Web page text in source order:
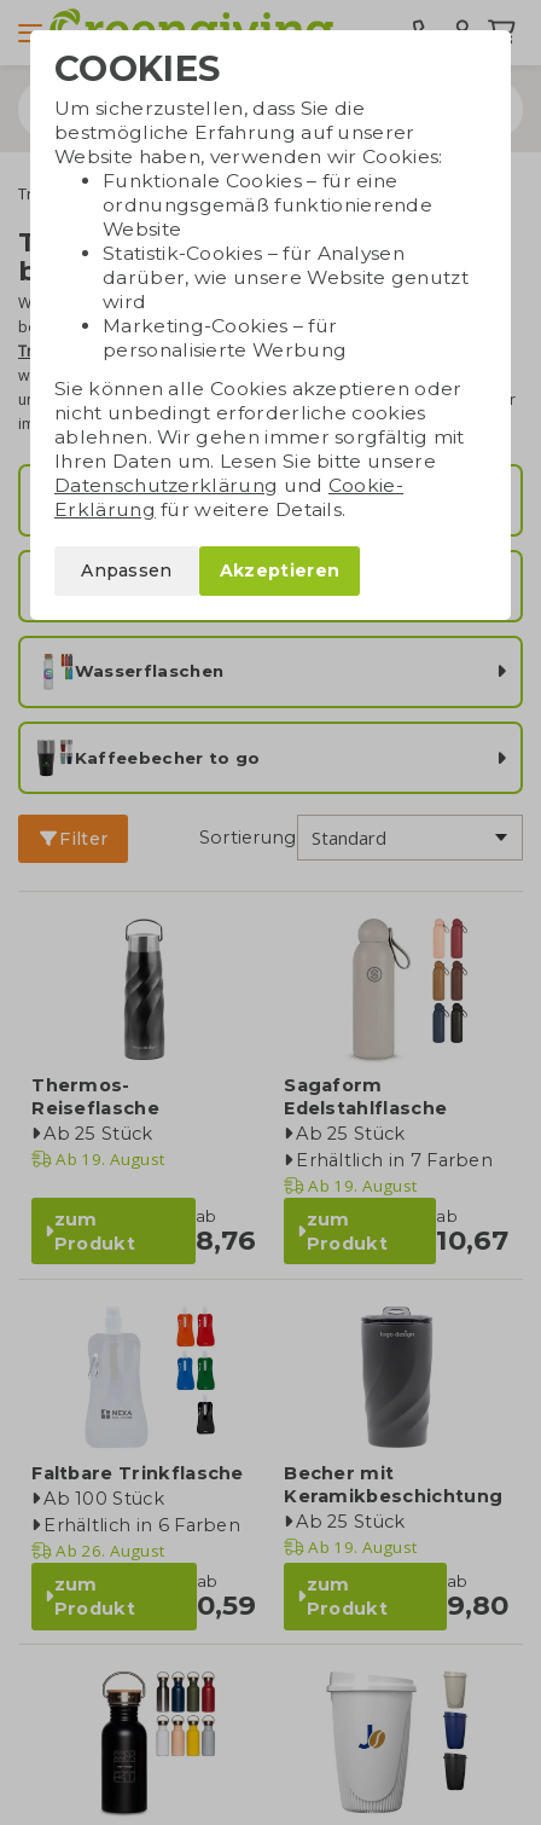
Trinkwaren
Trink & Wasserflaschen
bedrucken
Wasserflaschen, Becher, Gläser und Kaffeetassen: Greengiving
bedruckt wirklich alles. Beliebte Wasserflaschen sind die
Trinkflaschen,Dopperund unsereThermosflaschen
wiederverwendbare Wasserflasche sieht gut aus und spart
unnötigen Plastikmüll. Unserenachhaltigen Trinkflaschensind daher
immer ein doppelt erfolgreiches Werbegeschenk.
Top 5 beliebte Trinkflaschen
Dopper Trinkflaschen
Wasserflaschen
Kaffeebecher to go
Filter Sortierung
Thermos-
Reiseflasche
Ab 25 Stück
Ab 19. August
zum
Produkt
ab
8,76
Sagaform
Edelstahlflasche
Ab 25 Stück
Erhältlich in 7 Farben
Ab 19. August
zum
Produkt
ab
10,67
Faltbare Trinkflasche
Ab 100 Stück
Erhältlich in 6 Farben
Ab 26. August
zum
Produkt
ab
0,59
Becher mit
Keramikbeschichtung
Ab 25 Stück
Ab 19. August
zum
Produkt
ab
9,80
COOKIES
Um sicherzustellen, dass Sie die
bestmögliche Erfahrung auf unserer
Website haben, verwenden wir Cookies:
Funktionale Cookies – für eine
ordnungsgemäß funktionierende
Website
Statistik-Cookies – für Analysen
darüber, wie unsere Website genutzt
wird
Marketing-Cookies – für
personalisierte Werbung
Sie können alle Cookies akzeptieren oder
nicht unbedingt erforderliche cookies
ablehnen. Wir gehen immer sorgfältig mit
Ihren Daten um. Lesen Sie bitte unsere
Datenschutzerklärung und Cookie-
Erklärung für weitere Details.
Anpassen Akzeptieren